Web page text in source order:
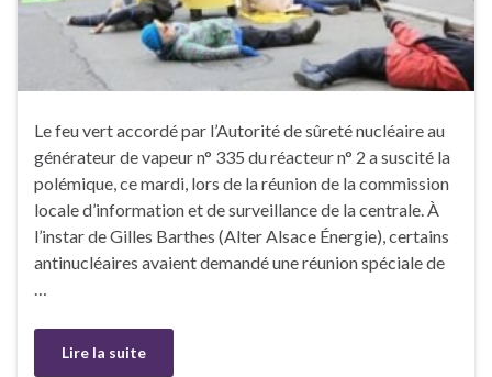
Le feu vert accordé par l’Autorité de sûreté nucléaire au
générateur de vapeur n° 335 du réacteur n° 2 a suscité la
polémique, ce mardi, lors de la réunion de la commission
locale d’information et de surveillance de la centrale. À
l’instar de Gilles Barthes (Alter Alsace Énergie), certains
antinucléaires avaient demandé une réunion spéciale de
…
Lire la suite